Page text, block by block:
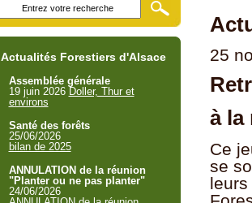
25
à la
Ce
se
Actualités Forestiers d'Alsace
Assemblée générale
19 juin 2026 Doller, Thur et
environs
Santé des forêts
25/06/2026
bilan de 2025
ANNULATION de la réunion
"Planter ou ne pas planter"
24/06/2026